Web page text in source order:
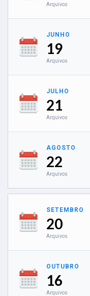
Arquivos
JUNHO
19
Arquivos
JULHO
21
Arquivos
AGOSTO
22
Arquivos
SETEMBRO
20
Arquivos
OUTUBRO
16
Arquivos